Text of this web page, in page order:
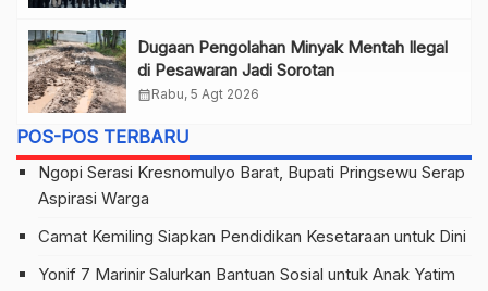
Dugaan Pengolahan Minyak Mentah Ilegal
di Pesawaran Jadi Sorotan
calendar_monthRabu, 5 Agt 2026
POS-POS TERBARU
Ngopi Serasi Kresnomulyo Barat, Bupati Pringsewu Serap
Aspirasi Warga
Camat Kemiling Siapkan Pendidikan Kesetaraan untuk Dini
Yonif 7 Marinir Salurkan Bantuan Sosial untuk Anak Yatim